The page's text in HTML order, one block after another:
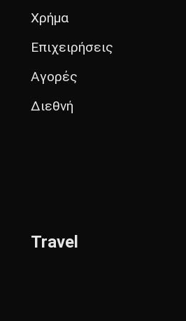
Χρήμα
Επιχειρήσεις
Αγορές
Διεθνή
Travel